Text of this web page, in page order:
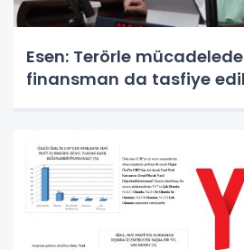
Esen: Terörle mücadelede
finansman da tasfiye